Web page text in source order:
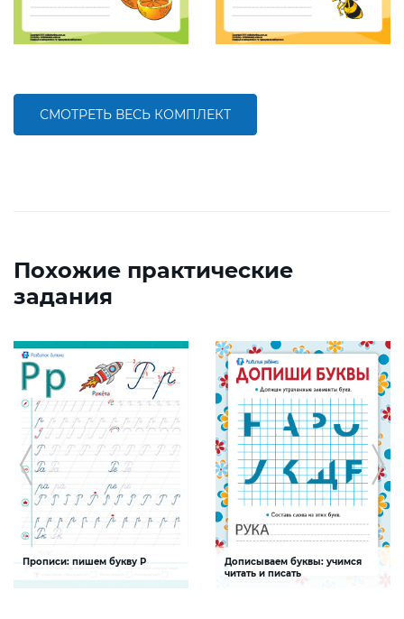
СМОТРЕТЬ ВЕСЬ КОМПЛЕКТ
Похожие практические
задания
Прописи: пишем букву Р
Дописываем буквы: учимся
читать и писать